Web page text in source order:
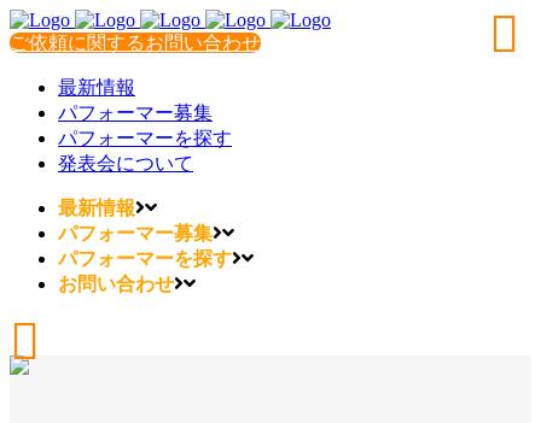
ご依頼に関するお問い合わせ
最新情報
パフォーマー募集
パフォーマーを探す
発表会について
最新情報
パフォーマー募集
パフォーマーを探す
お問い合わせ